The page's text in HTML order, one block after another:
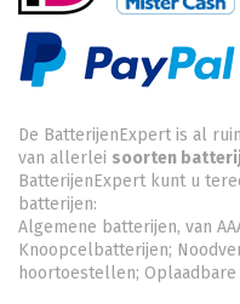
De BatterijenExpert is al
van allerlei soorten
BatterijenExpert kunt u
batterijen:
Algemene batterijen, van
Knoopcelbatterijen;
hoortoestellen; Oplaadbare